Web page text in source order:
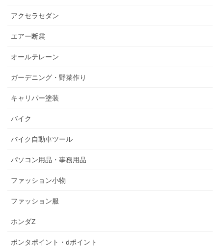
アクセラセダン
エアー断震
オールテレーン
ガーデニング・野菜作り
キャリパー塗装
バイク
バイク自動車ツール
パソコン用品・事務用品
ファッション小物
ファッション服
ホンダZ
ポンタポイント・dポイント